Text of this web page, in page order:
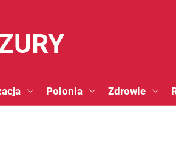
Polonia Zdrowie